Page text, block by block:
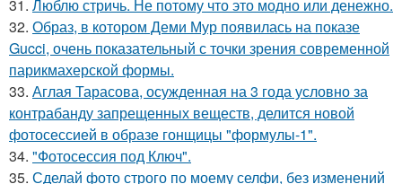
31. Люблю стричь. Не потому что это модно или денежно.
32. Образ, в котором Деми Мур появилась на показе
Gucci, очень показательный с точки зрения современной
парикмахерской формы.
33. Аглая Тарасова, осужденная на 3 года условно за
контрабанду запрещенных веществ, делится новой
фотосессией в образе гонщицы "формулы-1".
34. "Фотосессия под Ключ".
35. Сделай фото строго по моему селфи, без изменений